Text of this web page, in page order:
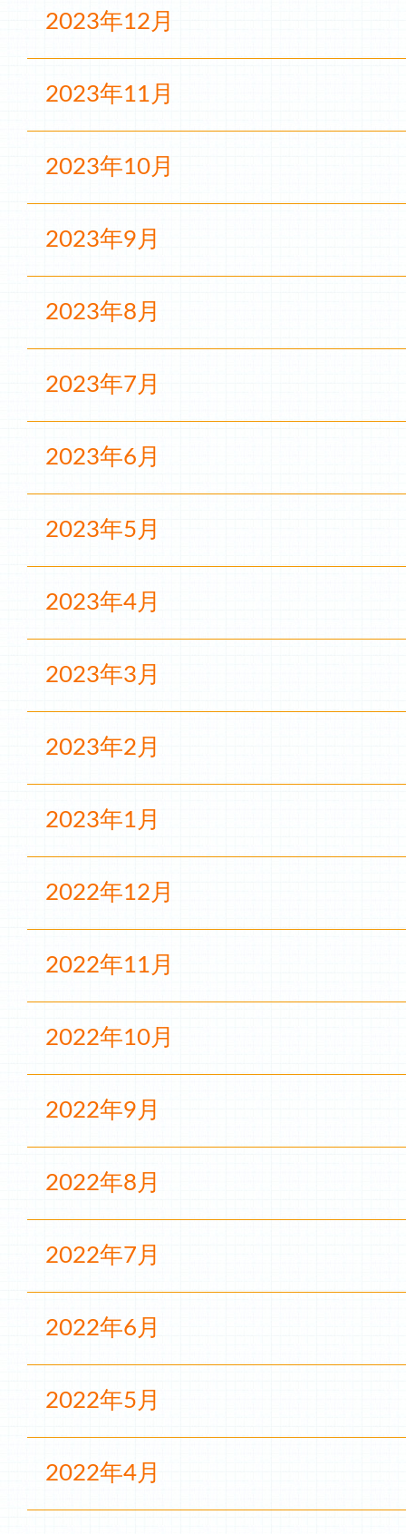
2023年12月
2023年11月
2023年10月
2023年9月
2023年8月
2023年7月
2023年6月
2023年5月
2023年4月
2023年3月
2023年2月
2023年1月
2022年12月
2022年11月
2022年10月
2022年9月
2022年8月
2022年7月
2022年6月
2022年5月
2022年4月